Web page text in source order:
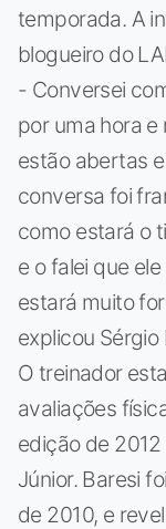
temporada. A
blogueiro do
- Conversei
por uma hora e
estão abertas
conversa foi
como estará o
e o falei que
estará muito
explicou
O treinador
avaliações
edição de
Júnior. Baresi
de 2010, e